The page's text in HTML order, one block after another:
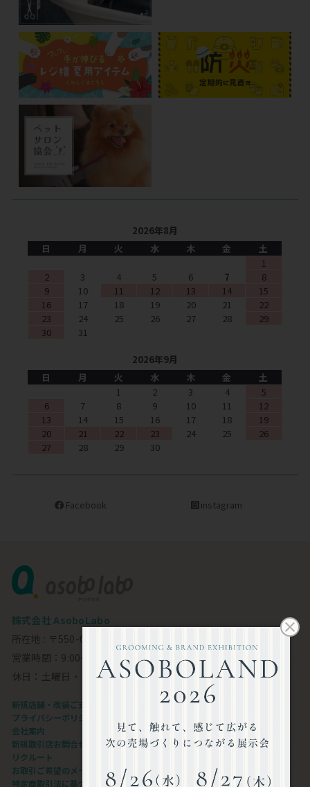
2026年8月
日
月 火 水 木 金
土
1
2
3 4 5 6 7
8
9
10 11 12 13 14
15
16
17 18 19 20 21
22
23
24 25 26 27 28
29
30
31
2026年9月
日
月 火 水 木 金
土
1
2 3 4
5
6
7 8 9 10 11
12
13
14 15 16 17 18
19
20
21 22 23 24 25
26
27
28 29 30
Facebook instagram
株式会社 AsoboLabo
所在地 : 〒550-0002 大阪市西区江戸堀1-23-11 6F
営業時間：9:00～18:00
休日：土曜日・日曜日・祝日
新規店舗・改装ご支援します
プライバシーポリシー
会社案内
新規取引店お問合せフォーム
リクルート
お取引ご希望のメーカー様
特定商取引法に基づく表記